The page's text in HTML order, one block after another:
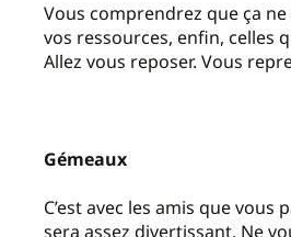
Vous comprendrez que ça
vos ressources, enfin, celles
Allez vous reposer. Vous
Gémeaux
C’est avec les amis que
sera assez divertissant. Ne